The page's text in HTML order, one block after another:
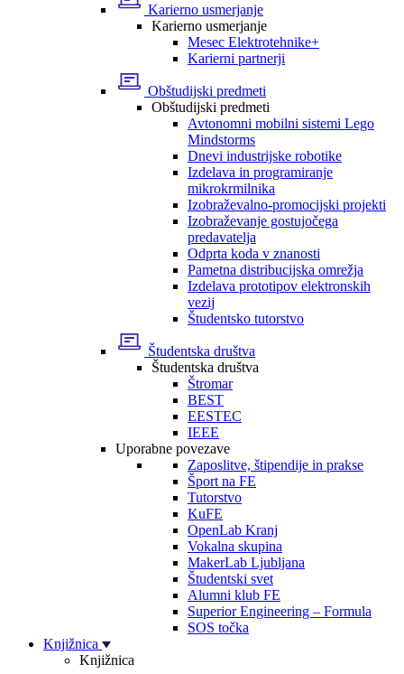
Karierno usmerjanje
Karierno usmerjanje
Mesec Elektrotehnike+
Karierni partnerji
Obštudijski predmeti
Obštudijski predmeti
Avtonomni mobilni sistemi Lego
Mindstorms
Dnevi industrijske robotike
Izdelava in programiranje
mikrokrmilnika
Izobraževalno-promocijski projekti
Izobraževanje gostujočega
predavatelja
Odprta koda v znanosti
Pametna distribucijska omrežja
Izdelava prototipov elektronskih
vezij
Študentsko tutorstvo
Študentska društva
Študentska društva
Štromar
BEST
EESTEC
IEEE
Uporabne povezave
Zaposlitve, štipendije in prakse
Šport na FE
Tutorstvo
KuFE
OpenLab Kranj
Vokalna skupina
MakerLab Ljubljana
Študentski svet
Alumni klub FE
Superior Engineering – Formula
SOS točka
Knjižnica
Knjižnica